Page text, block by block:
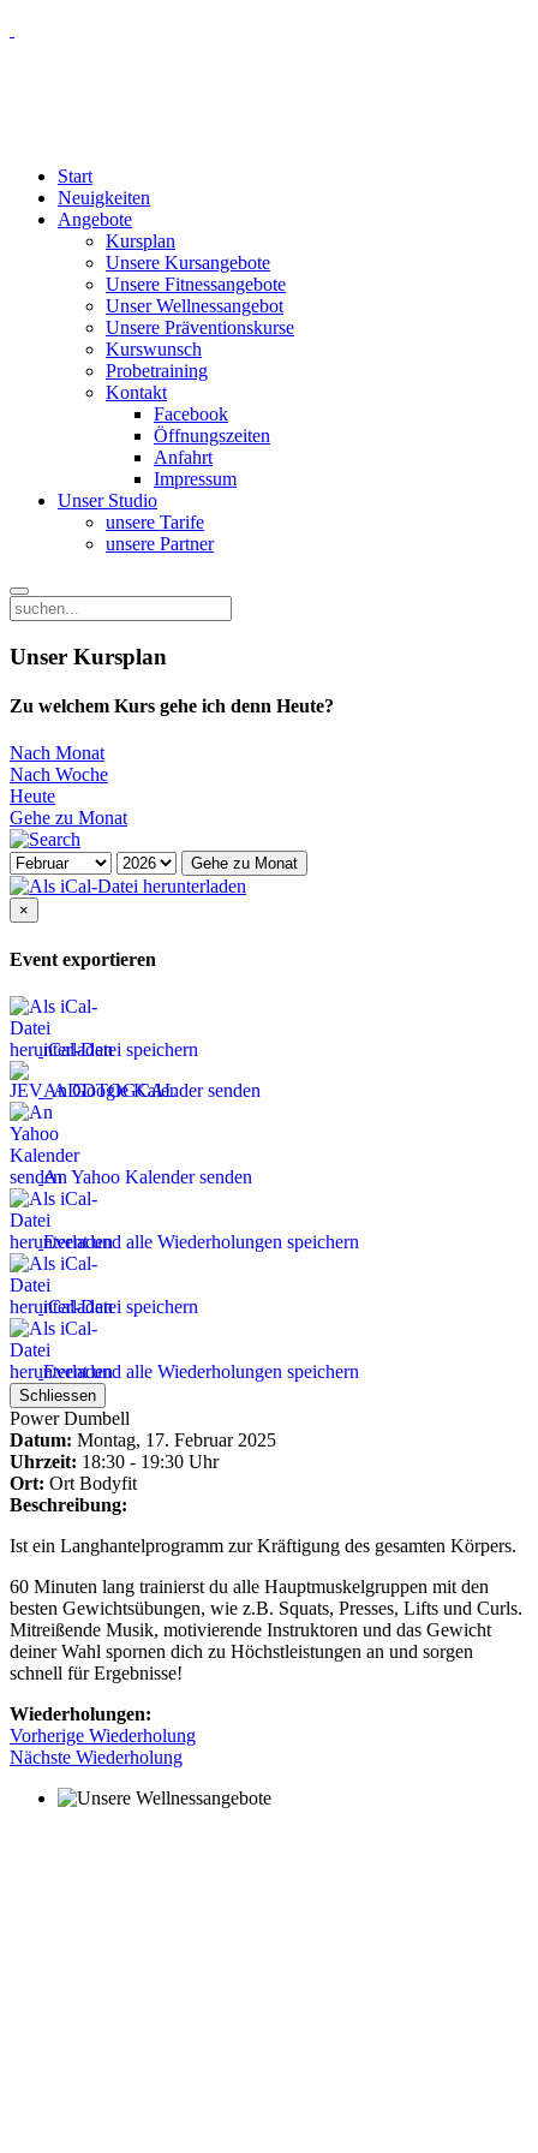
Start
Neuigkeiten
Angebote
Kursplan
Unsere Kursangebote
Unsere Fitnessangebote
Unser Wellnessangebot
Unsere Präventionskurse
Kurswunsch
Probetraining
Kontakt
Facebook
Öffnungszeiten
Anfahrt
Impressum
Unser Studio
unsere Tarife
unsere Partner
Unser Kursplan
Zu welchem Kurs gehe ich denn Heute?
Nach Monat
Nach Woche
Heute
Gehe zu Monat
Gehe zu Monat
×
Event exportieren
iCal-Datei speichern
An Google Kalender senden
An Yahoo Kalender senden
Event und alle Wiederholungen speichern
iCal-Datei speichern
Event und alle Wiederholungen speichern
Schliessen
Power Dumbell
Datum: Montag, 17. Februar 2025
Uhrzeit: 18:30 - 19:30 Uhr
Ort: Ort Bodyfit
Beschreibung:
Ist ein Langhantelprogramm zur Kräftigung des gesamten Körpers.
60 Minuten lang trainierst du alle Hauptmuskelgruppen mit den
besten Gewichtsübungen, wie z.B. Squats, Presses, Lifts und Curls.
Mitreißende Musik, motivierende Instruktoren und das Gewicht
deiner Wahl spornen dich zu Höchstleistungen an und sorgen
schnell für Ergebnisse!
Wiederholungen:
Vorherige Wiederholung
Nächste Wiederholung